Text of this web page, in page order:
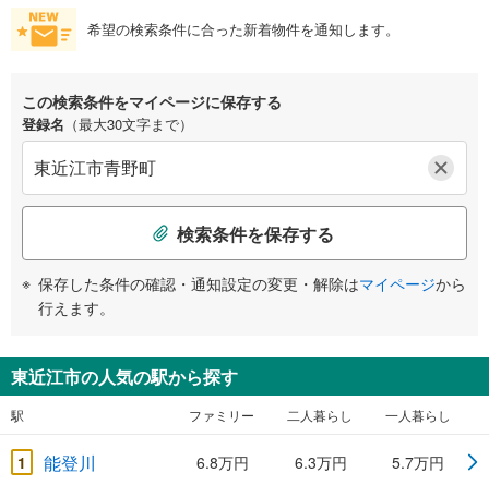
希望の検索条件に合った新着物件を通知します。
この検索条件をマイページに保存する
登録名 （最大30文字まで）
検索条件を保存する
保存した条件の確認・通知設定の変更・解除はマイページから
行えます。
東近江市の人気の駅から探す
駅 ファミリー 二人暮らし 一人暮らし
1 能登川 6.8万円 6.3万円 5.7万円